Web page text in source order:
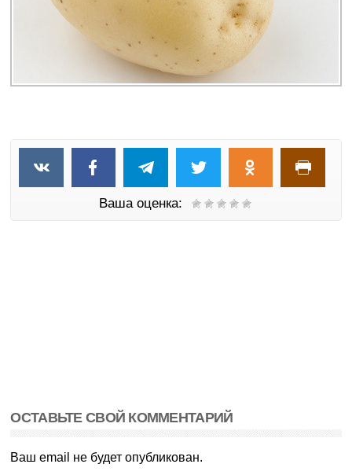
Ваша оценка:
ОСТАВЬТЕ СВОЙ КОММЕНТАРИЙ
Ваш email не будет опубликован.